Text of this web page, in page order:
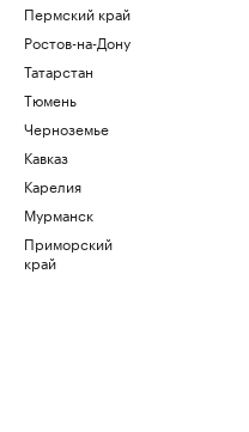
Пермский край
Ростов-на-Дону
Татарстан
Тюмень
Черноземье
Кавказ
Карелия
Мурманск
Приморский
край